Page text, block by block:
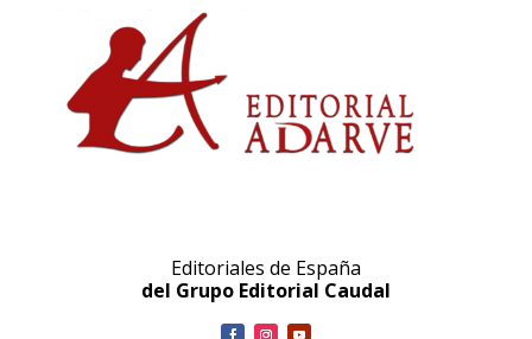
Editoriales de España
del Grupo Editorial Caudal